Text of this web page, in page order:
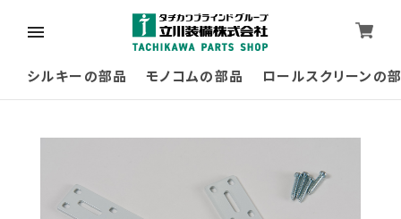
シルキーの部品 モノコムの部品 ロールスクリーンの